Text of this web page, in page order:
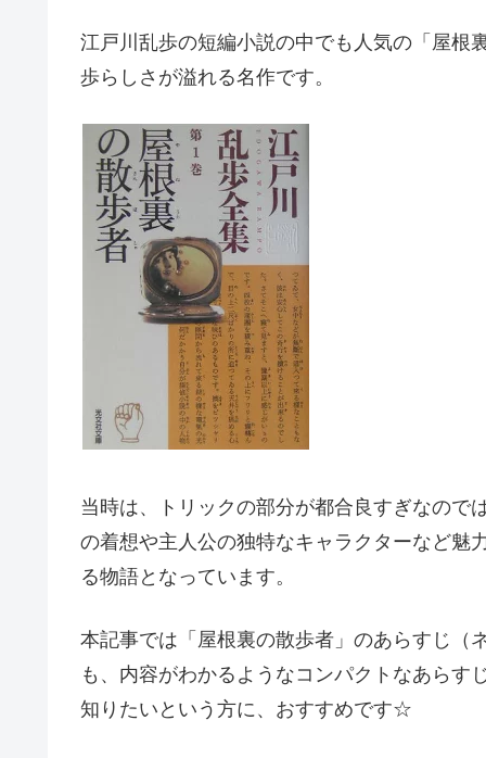
江戸川乱歩の短編小説の中でも人気の「屋根
歩らしさが溢れる名作です。
当時は、トリックの部分が都合良すぎなので
の着想や主人公の独特なキャラクターなど魅
る物語となっています。
本記事では「屋根裏の散歩者」のあらすじ（
も、内容がわかるようなコンパクトなあらす
知りたいという方に、おすすめです☆